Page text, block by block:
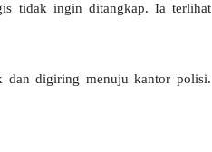
tidak ingin ditangkap. Ia terlihat
dan digiring menuju kantor polisi.